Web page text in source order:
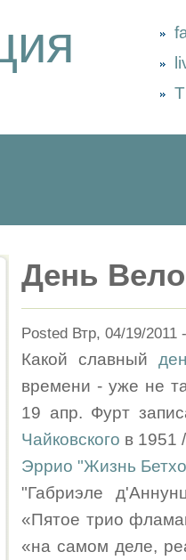
День
Posted Втр, 04/19/2011
Какой славный
времени - уже не
19 апр. Фурт
Чайковского в 1951 /
Эррио "Жизнь
"Габриэле
«Пятое трио
«на самом деле,